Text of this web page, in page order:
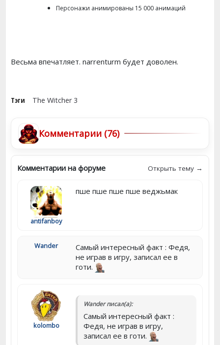
Персонажи анимированы 15 000 анимаций
Весьма впечатляет. narrenturm будет доволен.
Тэги The Witcher 3
Комментарии (76)
Комментарии на форуме Открыть тему →
antifanboy
пше пше пше пше веджьмак
Wander
Самый интересный факт : Федя,
не играв в игру, записал ее в
готи.
kolombo
Wander писал(а):
Самый интересный факт :
Федя, не играв в игру,
записал ее в готи.